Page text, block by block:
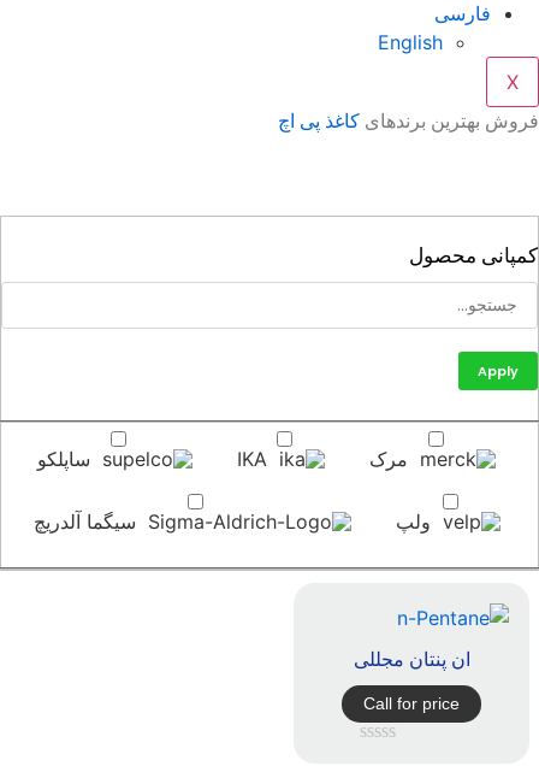
فارسی
English
بهترین برندهایکاغذ پی اچ
محصول
Apply
مرک IKA ساپلکو
ولپ سیگما آلدریچ
ان پنتان مجللی
Call for price